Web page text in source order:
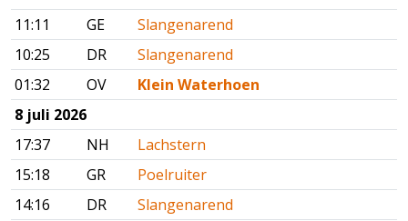
11:11
GE
Slangenarend
10:25
DR
Slangenarend
01:32
OV
Klein Waterhoen
8 juli 2026
17:37
NH
Lachstern
15:18
GR
Poelruiter
14:16
DR
Slangenarend